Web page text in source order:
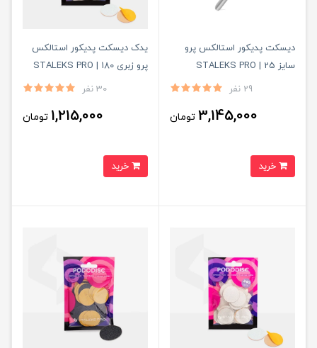
دیسکت پدیکور استالکس پرو
سایز 25 | STALEKS PRO
29 نفر
3,145,000 تومان
یدک دیسکت پدیکور استالکس
پرو زبری 180 | STALEKS PRO
30 نفر
1,215,000 تومان